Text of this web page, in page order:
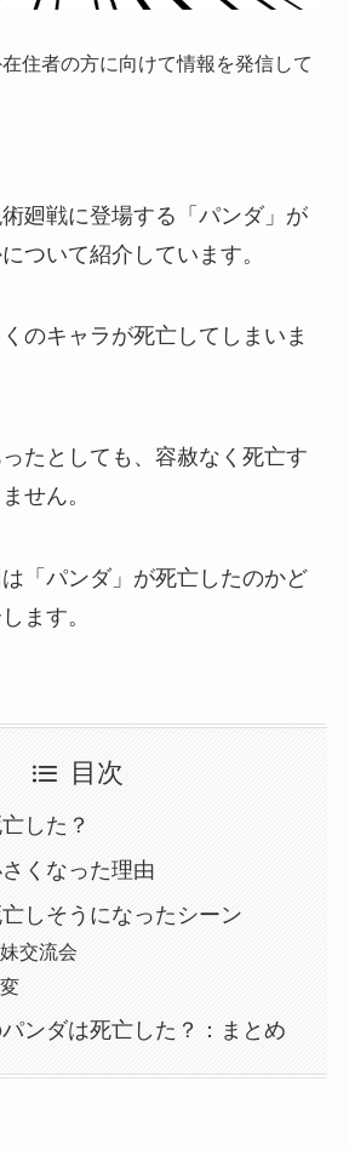
住者の方に向けて情報を発信して
廻戦に登場する「パンダ」が
ついて紹介しています。
のキャラが死亡してしまいま
たとしても、容赦なく死亡す
せん。
「パンダ」が死亡したのかど
ます。
目次
した？
くなった理由
しそうになったシーン
交流会
ンダは死亡した？：まとめ